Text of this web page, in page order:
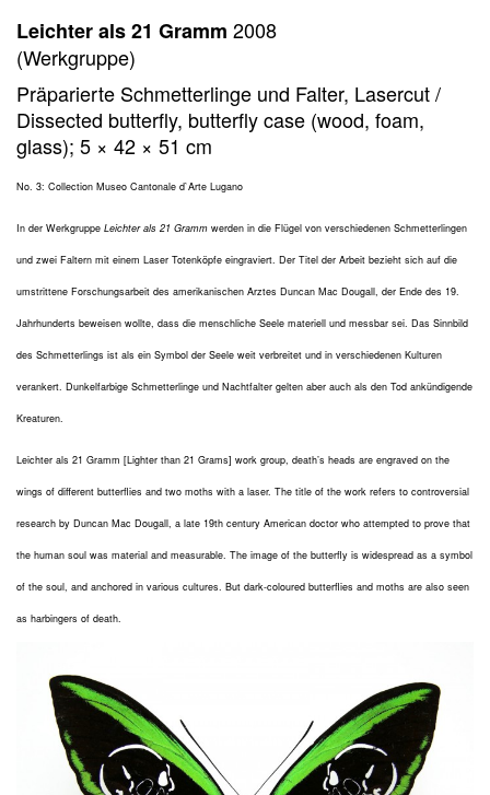
Leichter als 21 Gramm 2008
(Werkgruppe)
Präparierte Schmetterlinge und Falter, Lasercut /
Dissected butterfly, butterfly case (wood, foam,
glass); 5 × 42 × 51 cm
No. 3: Collection Museo Cantonale d`Arte Lugano
In der Werkgruppe Leichter als 21 Gramm werden in die Flügel von verschiedenen Schmetterlingen
und zwei Faltern mit einem Laser Totenköpfe eingraviert. Der Titel der Arbeit bezieht sich auf die
umstrittene Forschungsarbeit des amerikanischen Arztes Duncan Mac Dougall, der Ende des 19.
Jahrhunderts beweisen wollte, dass die menschliche Seele materiell und messbar sei. Das Sinnbild
des Schmetterlings ist als ein Symbol der Seele weit verbreitet und in verschiedenen Kulturen
verankert. Dunkelfarbige Schmetterlinge und Nachtfalter gelten aber auch als den Tod ankündigende
Kreaturen.
Leichter als 21 Gramm [Lighter than 21 Grams] work group, death’s heads are engraved on the
wings of different butterflies and two moths with a laser. The title of the work refers to controversial
research by Duncan Mac Dougall, a late 19th century American doctor who attempted to prove that
the human soul was material and measurable. The image of the butterfly is widespread as a symbol
of the soul, and anchored in various cultures. But dark-coloured butterflies and moths are also seen
as harbingers of death.